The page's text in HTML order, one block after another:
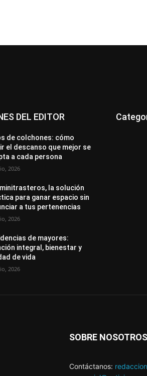
DEL EDITOR
de colchones: cómo
el descanso que mejor se
a cada persona
2026
la solución
para ganar espacio sin
a tus pertenencias
2026
de mayores:
integral, bienestar y
de vida
2026
SOBRE NOSOTROS
Contáctanos: